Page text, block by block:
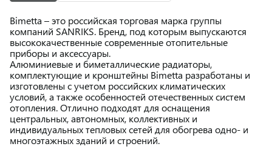
Bimetta – это российская торговая марка группы
компаний SANRIKS. Бренд, под которым выпускаются
высококачественные современные отопительные
приборы и аксессуары.
Алюминиевые и биметаллические радиаторы,
комплектующие и кронштейны Bimetta разработаны и
изготовлены с учетом российских климатических
условий, а также особенностей отечественных систем
отопления. Отлично подходят для оснащения
центральных, автономных, коллективных и
индивидуальных тепловых сетей для обогрева одно- и
многоэтажных зданий и строений.